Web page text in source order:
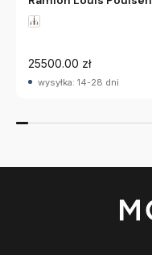
25500.00 zł
wysyłka: 14-28 dni